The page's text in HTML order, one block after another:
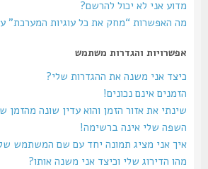
מדוע אני לא יכול להרשם?
מה האפשרות “מחק את כל עוגיות המערכת” עושה?
אפשרויות והגדרות משתמש
כיצד אני משנה את ההגדרות שלי?
הזמנים אינם נכונים!
שינתי את אזור הזמן והוא עדין שונה מהזמן שלי!
השפה שלי אינה ברשימה!
איך אני מציג תמונה יחד עם שם המשתמש שלי?
מהו הדירוג שלי וכיצד אני משנה אותו?